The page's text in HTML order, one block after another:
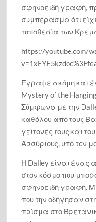
σφηνοειδή γραφή,
συμπέρασμα ότι
τοποθεσία των
https://youtube.com/
Έγραψε ακόμη και
Mystery of the
Σύμφωνα με την
καθόλου από τους
γείτονές τους και
Ασσύριους, υπό τον
Η Dalley είναι ένας
στον κόσμο που
σφηνοειδή γραφή.
που την οδήγησαν
πρίσμα στο